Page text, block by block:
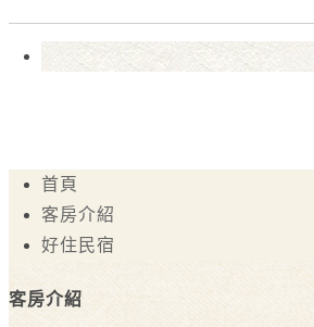
首頁
客房介紹
好住民宿
客房介紹